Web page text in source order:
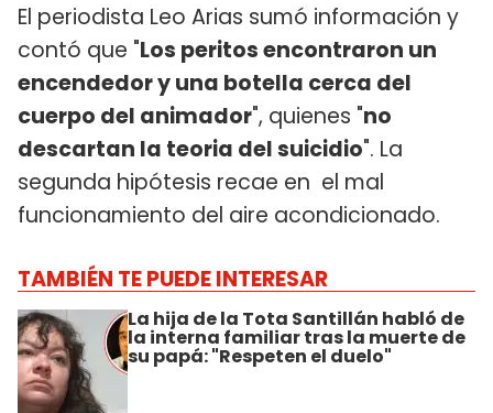
El periodista Leo Arias sumó información y
contó que "Los peritos encontraron un
encendedor y una botella cerca del
cuerpo del animador", quienes "no
descartan la teoria del suicidio". La
segunda hipótesis recae en el mal
funcionamiento del aire acondicionado.
TAMBIÉN TE PUEDE INTERESAR
La hija de la Tota Santillán habló de
la interna familiar tras la muerte de
su papá: "Respeten el duelo"